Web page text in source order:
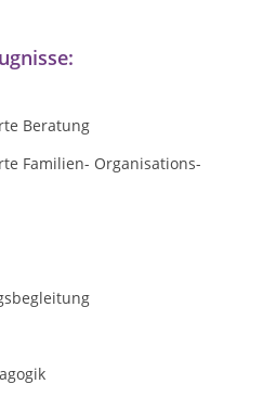
Beratung
Familien- Organisations-